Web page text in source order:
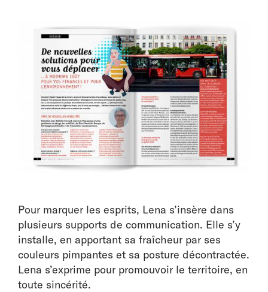
Pour marquer les esprits, Lena s’insère dans
plusieurs supports de communication. Elle s’y
installe, en apportant sa fraîcheur par ses
couleurs pimpantes et sa posture décontractée.
Lena s’exprime pour promouvoir le territoire, en
toute sincérité.